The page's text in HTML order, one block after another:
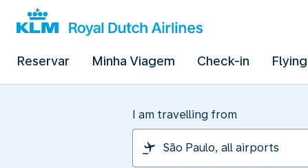
Reservar Minha Viagem Check-in
I am travelling from